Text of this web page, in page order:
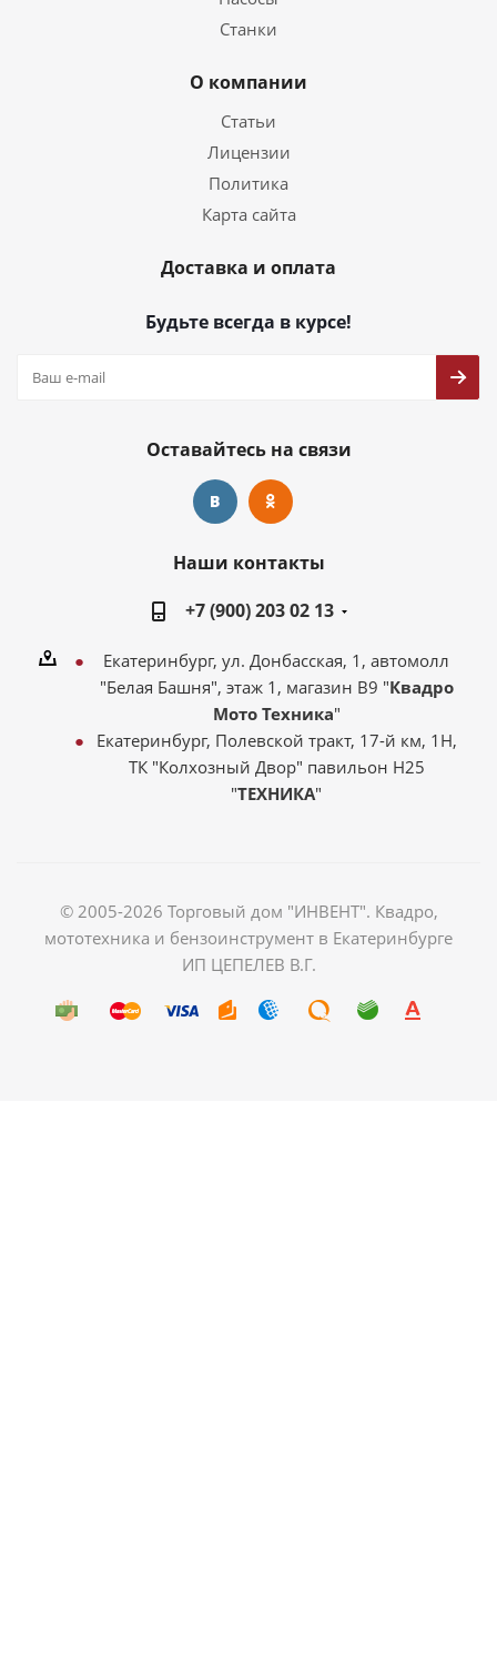
Станки
О компании
Статьи
Лицензии
Политика
Карта сайта
Доставка и оплата
Будьте всегда в курсе!
Оставайтесь на связи
Наши контакты
+7 (900) 203 02 13
Екатеринбург, ул. Донбасская, 1, автомолл
"Белая Башня", этаж 1, магазин В9 "Квадро
Мото Техника"
Екатеринбург, Полевской тракт, 17-й км, 1Н,
ТК "Колхозный Двор" павильон Н25
"ТЕХНИКА"
© 2005-2026 Торговый дом "ИНВЕНТ". Квадро,
мототехника и бензоинструмент в Екатеринбурге
ИП ЦЕПЕЛЕВ В.Г.